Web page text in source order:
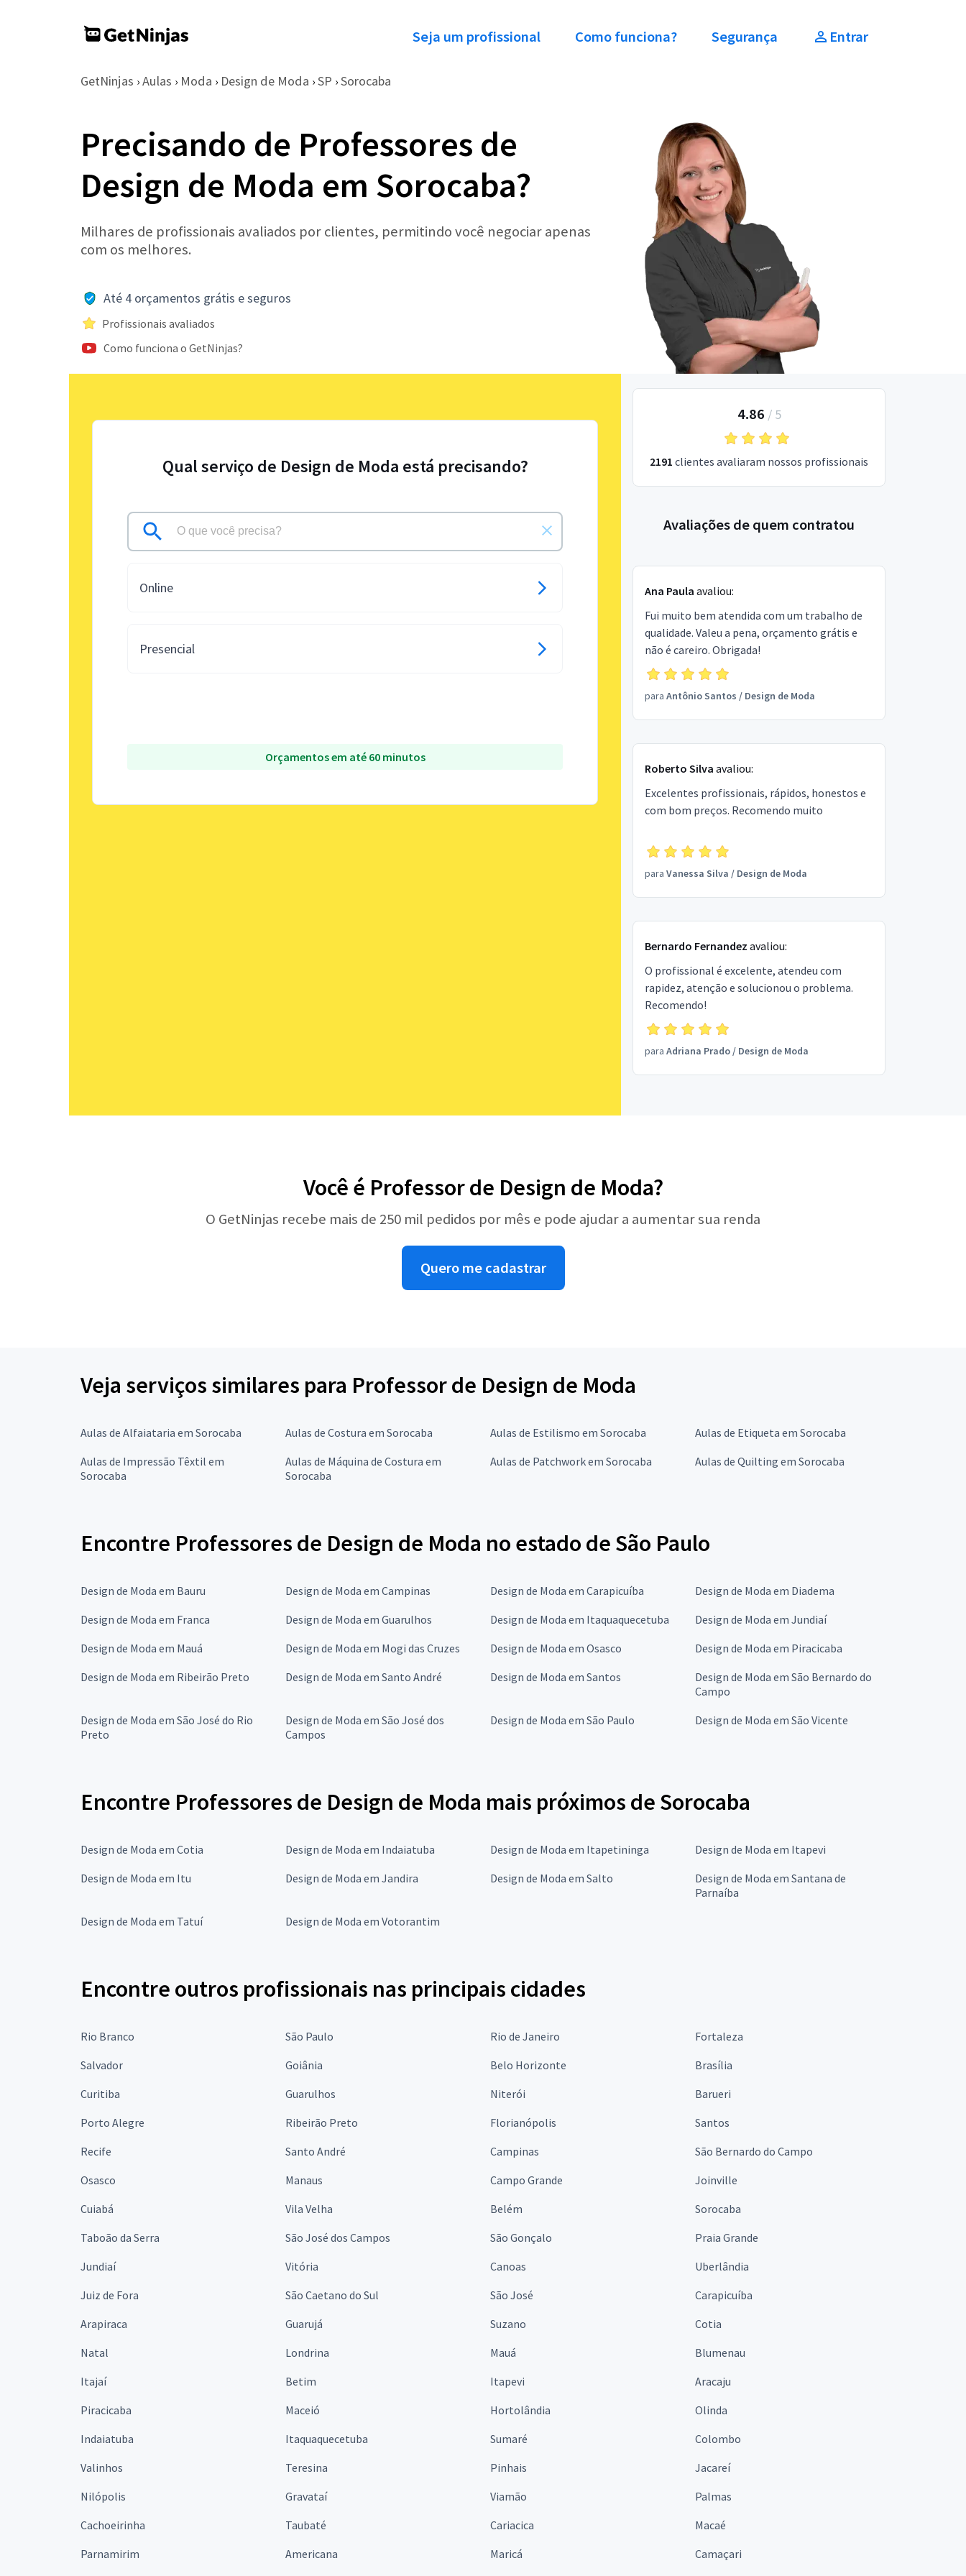
Seja um profissional Como funciona? Segurança Entrar
GetNinjas › Aulas › Moda › Design de Moda › SP › Sorocaba
Precisando de Professores de
Design de Moda em Sorocaba?
Milhares de profissionais avaliados por clientes, permitindo você negociar apenas
com os melhores.
Até 4 orçamentos grátis e seguros
Profissionais avaliados
Como funciona o GetNinjas?
Qual serviço de Design de Moda está precisando?
Online
Presencial
Orçamentos em até 60 minutos
4.86 / 5
2191 clientes avaliaram nossos profissionais
Avaliações de quem contratou
Ana Paula avaliou:
Fui muito bem atendida com um trabalho de
qualidade. Valeu a pena, orçamento grátis e
não é careiro. Obrigada!
para Antônio Santos / Design de Moda
Roberto Silva avaliou:
Excelentes profissionais, rápidos, honestos e
com bom preços. Recomendo muito
para Vanessa Silva / Design de Moda
Bernardo Fernandez avaliou:
O profissional é excelente, atendeu com
rapidez, atenção e solucionou o problema.
Recomendo!
para Adriana Prado/ Design de Moda
Você é Professor de Design de Moda?
O GetNinjas recebe mais de 250 mil pedidos por mês e pode ajudar a aumentar sua renda
Quero me cadastrar
Veja serviços similares para Professor de Design de Moda
Aulas de Alfaiataria em Sorocaba Aulas de Costura em Sorocaba Aulas de Estilismo em Sorocaba
Aulas de Etiqueta em Sorocaba
Aulas de Impressão Têxtil em
Sorocaba
Aulas de Máquina de Costura em
Sorocaba
Aulas de Patchwork em Sorocaba Aulas de Quilting em Sorocaba
Encontre Professores de Design de Moda no estado de São Paulo
Design de Moda em Bauru Design de Moda em Campinas Design de Moda em Carapicuíba
Design de Moda em Diadema
Design de Moda em Franca
Design de Moda em Guarulhos Design de Moda em Itaquaquecetuba
Design de Moda em Jundiaí
Design de Moda em Mauá
Design de Moda em Mogi das Cruzes Design de Moda em Osasco
Design de Moda em Piracicaba
Design de Moda em Ribeirão Preto
Design de Moda em Santo André Design de Moda em Santos
Design de Moda em São Bernardo do
Campo
Design de Moda em São José do Rio
Preto
Design de Moda em São José dos
Campos
Design de Moda em São Paulo Design de Moda em São Vicente
Encontre Professores de Design de Moda mais próximos de Sorocaba
Design de Moda em Cotia Design de Moda em Indaiatuba Design de Moda em Itapetininga
Design de Moda em Itapevi
Design de Moda em Itu
Design de Moda em Jandira Design de Moda em Salto
Design de Moda em Santana de
Parnaíba
Design de Moda em Tatuí
Design de Moda em Votorantim
Encontre outros profissionais nas principais cidades
Rio Branco São Paulo Rio de Janeiro
Fortaleza
Salvador
Goiânia Belo Horizonte
Brasília
Curitiba
Guarulhos Niterói
Barueri
Porto Alegre
Ribeirão Preto Florianópolis
Santos
Recife
Santo André Campinas
São Bernardo do Campo
Osasco
Manaus Campo Grande
Joinville
Cuiabá
Vila Velha Belém
Sorocaba
Taboão da Serra
São José dos Campos São Gonçalo
Praia Grande
Jundiaí
Vitória Canoas
Uberlândia
Juiz de Fora
São Caetano do Sul São José
Carapicuíba
Arapiraca
Guarujá Suzano
Cotia
Natal
Londrina Mauá
Blumenau
Itajaí
Betim Itapevi
Aracaju
Piracicaba
Maceió Hortolândia
Olinda
Indaiatuba
Itaquaquecetuba Sumaré
Colombo
Valinhos
Teresina Pinhais
Jacareí
Nilópolis
Gravataí Viamão
Palmas
Cachoeirinha
Taubaté Cariacica
Macaé
Parnamirim
Americana Maricá
Camaçari